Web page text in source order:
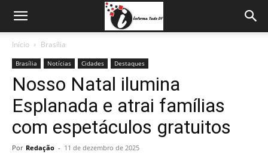
Início Brasília
Brasília Notícias Cidades Destaques
Nosso Natal ilumina
Esplanada e atrai famílias
com espetáculos gratuitos
Por Redação - 11 de dezembro de 2025